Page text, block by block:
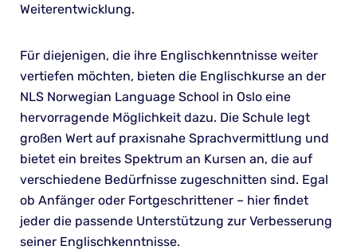
Weiterentwicklung.
Für diejenigen, die ihre Englischkenntnisse weiter
vertiefen möchten, bieten die Englischkurse an der
NLS Norwegian Language School in Oslo eine
hervorragende Möglichkeit dazu. Die Schule legt
großen Wert auf praxisnahe Sprachvermittlung und
bietet ein breites Spektrum an Kursen an, die auf
verschiedene Bedürfnisse zugeschnitten sind. Egal
ob Anfänger oder Fortgeschrittener – hier findet
jeder die passende Unterstützung zur Verbesserung
seiner Englischkenntnisse.